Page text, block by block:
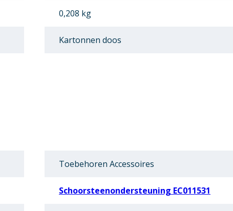
0,208 kg
Kartonnen doos
Toebehoren Accessoires
Schoorsteenondersteuning EC011531